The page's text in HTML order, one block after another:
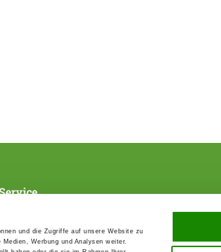
und die Zugriffe auf unsere Website zu
Werbung und Analysen weiter.
information brochures,
directories
Data Privacy declaration